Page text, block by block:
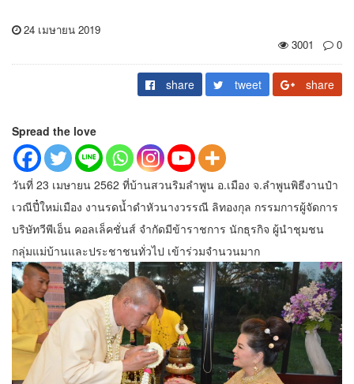
24 เมษายน 2019
3001
0
share tweet share
Spread the love
วันที่ 23 เมษายน 2562 ที่บ้านสวนริมลำพูน อ.เมือง จ.ลำพูนพิธีงานป๋า
เวณีปี๋ใหม่เมือง งานรดน้ำดำหัวนางวรรณี ลิทองกุล กรรมการผู้จัดการ
บริษัทวีพีเอ็น คอลเล็คชั่นส์ จำกัดมีข้าราชการ นักธุรกิจ ผู้นำชุมชน
กลุ่มแม่บ้านและประชาชนทั่วไป เข้าร่วมจำนวนมาก